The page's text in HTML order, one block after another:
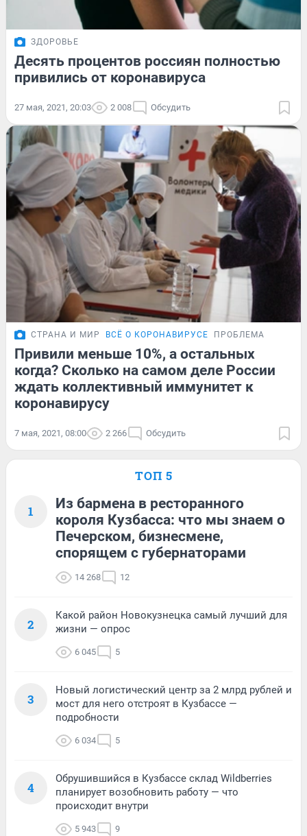
ЗДОРОВЬЕ
Десять процентов россиян полностью
привились от коронавируса
27 мая, 2021, 20:03 2 008 Обсудить
СТРАНА И МИР ВСЁ О КОРОНАВИРУСЕ ПРОБЛЕМА
Привили меньше 10%, а остальных
когда? Сколько на самом деле России
ждать коллективный иммунитет к
коронавирусу
7 мая, 2021, 08:00 2 266 Обсудить
ТОП 5
1
Из бармена в ресторанного
короля Кузбасса: что мы знаем о
Печерском, бизнесмене,
спорящем с губернаторами
14 268 12
2
Какой район Новокузнецка самый лучший для
жизни — опрос
6 045 5
3
Новый логистический центр за 2 млрд рублей и
мост для него отстроят в Кузбассе —
подробности
6 034 5
4
Обрушившийся в Кузбассе склад Wildberries
планирует возобновить работу — что
происходит внутри
5 943 9